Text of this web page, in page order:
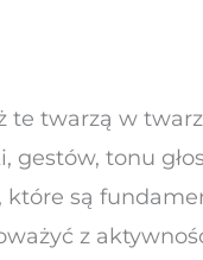
te twarzą w
tonu
które są
z